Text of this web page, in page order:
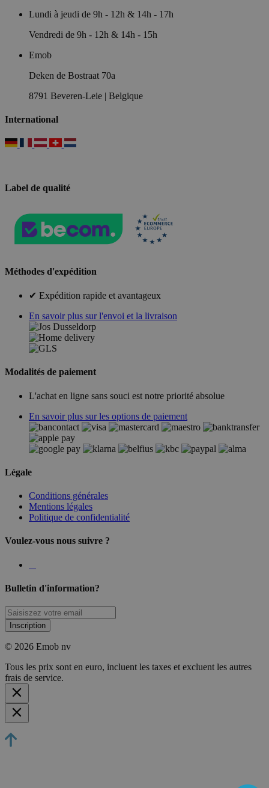
Lundi à jeudi de 9h - 12h & 14h - 17h
Vendredi de 9h - 12h & 14h - 15h
Emob
Deken de Bostraat 70a
8791 Beveren-Leie | Belgique
International
Label de qualité
Méthodes d'expédition
✔ Expédition rapide et avantageux
En savoir plus sur l'envoi et la livraison
Modalités de paiement
L'achat en ligne sans souci est notre priorité absolue
En savoir plus sur les options de paiement
Légale
Conditions générales
Mentions légales
Politique de confidentialité
Voulez-vous nous suivre ?
Bulletin d'information?
Inscription
© 2026 Emob nv
Tous les prix sont en euro, incluent les taxes et excluent les autres
frais de service.